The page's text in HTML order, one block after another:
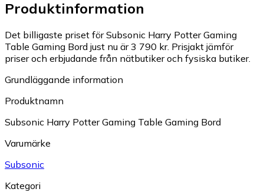
Produktinformation
Det billigaste priset för Subsonic Harry Potter Gaming
Table Gaming Bord just nu är 3 790 kr. Prisjakt jämför
priser och erbjudande från nätbutiker och fysiska butiker.
Grundläggande information
Produktnamn
Subsonic Harry Potter Gaming Table Gaming Bord
Varumärke
Subsonic
Kategori